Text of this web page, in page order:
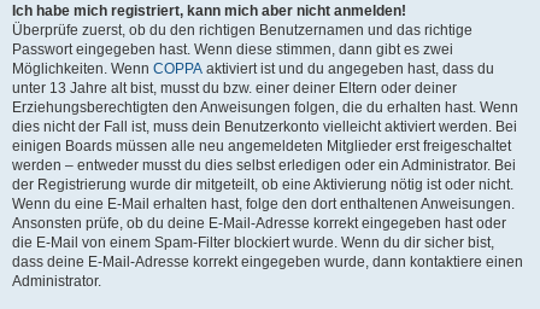
Ich habe mich registriert, kann mich aber nicht anmelden!
Überprüfe zuerst, ob du den richtigen Benutzernamen und das richtige
Passwort eingegeben hast. Wenn diese stimmen, dann gibt es zwei
Möglichkeiten. Wenn COPPA aktiviert ist und du angegeben hast, dass du
unter 13 Jahre alt bist, musst du bzw. einer deiner Eltern oder deiner
Erziehungsberechtigten den Anweisungen folgen, die du erhalten hast. Wenn
dies nicht der Fall ist, muss dein Benutzerkonto vielleicht aktiviert werden. Bei
einigen Boards müssen alle neu angemeldeten Mitglieder erst freigeschaltet
werden – entweder musst du dies selbst erledigen oder ein Administrator. Bei
der Registrierung wurde dir mitgeteilt, ob eine Aktivierung nötig ist oder nicht.
Wenn du eine E-Mail erhalten hast, folge den dort enthaltenen Anweisungen.
Ansonsten prüfe, ob du deine E-Mail-Adresse korrekt eingegeben hast oder
die E-Mail von einem Spam-Filter blockiert wurde. Wenn du dir sicher bist,
dass deine E-Mail-Adresse korrekt eingegeben wurde, dann kontaktiere einen
Administrator.